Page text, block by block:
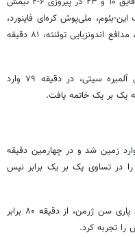
این-بئوم، ملی‌پوش کره‌ای فاینورد،
۴۶ دقیقه بازی کرد، در حالی که میس هیلگرز، مدافع اندونزیایی توئنته، ۸۱ دقیقه
در دیگر مسابقات، علی جسیم، مهاجم عراقی آلمیره سیتی، در دقیقه ۷۹ وارد
یک بر یک خاتمه یافت.
اونایوو، مهاجم ژاپنی اوسر، در دقیقه ۷۶ وارد زمین شد و در چهارمین دقیقه
در تساوی یک بر یک برابر نیس
در لیگ ۱ فرانسه، لی کانگ-این، هافبک کره‌ای پاری سن ژرمن، از دقیقه ۸۰ برابر